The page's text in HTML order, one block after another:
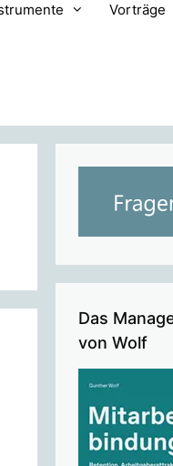
Vorträge
Das
von Wolf